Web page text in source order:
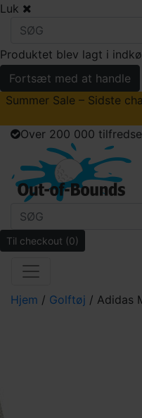
Luk
Produktet blev lagt i
Fortsæt med at handle
Summer Sale – Sidste
Over 200 000
Til checkout (0)
Hjem / Golftøj / Adidas